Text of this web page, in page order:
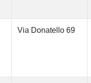
Via Donatello 69